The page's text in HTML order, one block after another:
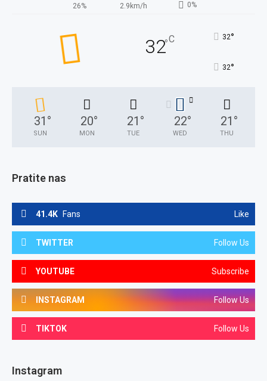
26% 2.9km/h 0%
32°C 32°
32°
31 °
SUN
20°
MON
21 °
TUE
22°
WED
21 °
THU
Pratite nas
41.4K Fans Like
TWITTER Follow Us
YOUTUBE Subscribe
INSTAGRAM Follow Us
TIKTOK Follow Us
Instagram